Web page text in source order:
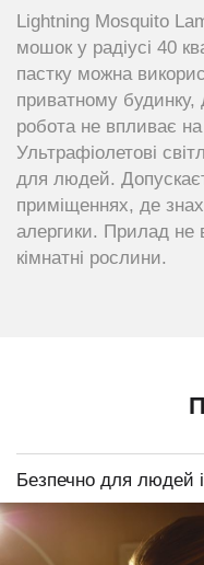
Lightning Mosquito
мошок у радіусі 40
пастку можна
приватному будинку,
робота не впливає
Ультрафіолетові
для людей.
приміщеннях, де
алергики. Прилад не
кімнатні рослини.
Безпечно для людей